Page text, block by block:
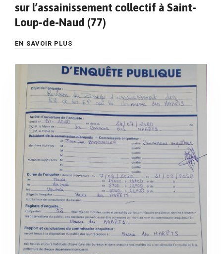
sur l’assainissement collectif à Saint-
Loup-de-Naud (77)
EN SAVOIR PLUS